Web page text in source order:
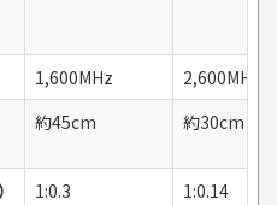
1,600MHz 2,600MHz
約45cm 約30cm
1:0.3
1:0.14